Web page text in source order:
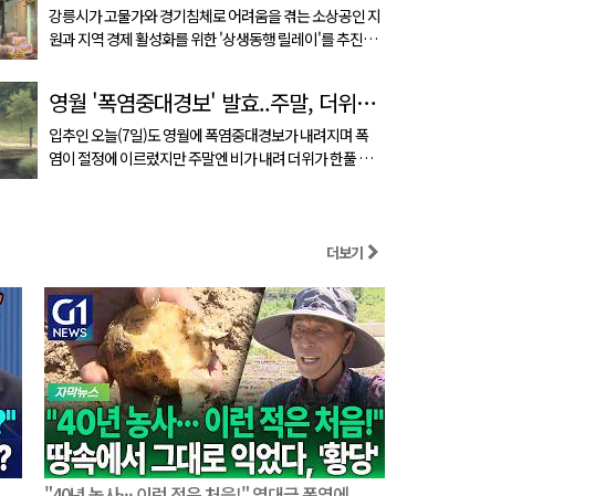
강릉시가 고물가와 경기침체로 어려움을 겪는 소상공인 지
원과 지역 경제 활성화를 위한 '상생동행 릴레이'를 추진합
개최하며, 지역상권 이용을 실천하는 ...
영월 '폭염중대경보' 발효..주말, 더위 한풀 꺾여
입추인 오늘(7일)도 영월에 폭염중대경보가 내려지며 폭
염이 절정에 이르렀지만 주말엔 비가 내려 더위가 한풀 꺾
더보기